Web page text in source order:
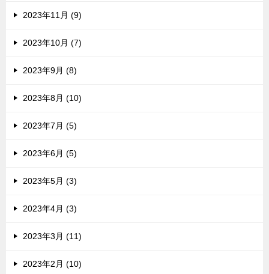
2023年11月 (9)
2023年10月 (7)
2023年9月 (8)
2023年8月 (10)
2023年7月 (5)
2023年6月 (5)
2023年5月 (3)
2023年4月 (3)
2023年3月 (11)
2023年2月 (10)